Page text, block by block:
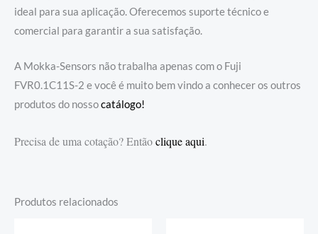
ideal para sua aplicação. Oferecemos suporte técnico e
comercial para garantir a sua satisfação.
A Mokka-Sensors não trabalha apenas com o Fuji
FVR0.1C11S-2 e você é muito bem vindo a conhecer os outros
produtos do nossocatálogo!
Precisa de uma cotação? Entãoclique aqui.
Produtos relacionados